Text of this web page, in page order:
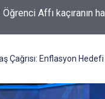
İşte öğretmenin
Çağrısı: Enflasyon